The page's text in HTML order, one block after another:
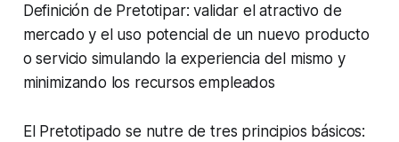
Definición de Pretotipar: validar el atractivo de
mercado y el uso potencial de un nuevo producto
o servicio simulando la experiencia del mismo y
minimizando los recursos empleados
El Pretotipado se nutre de tres principios básicos: